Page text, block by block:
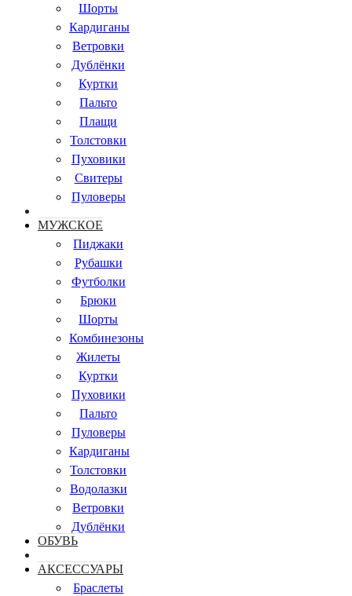
Шорты
Кардиганы
Ветровки
Дублёнки
Куртки
Пальто
Плащи
Толстовки
Пуховики
Свитеры
Пуловеры
МУЖСКОЕ
Пиджаки
Рубашки
Футболки
Брюки
Шорты
Комбинезоны
Жилеты
Куртки
Пуховики
Пальто
Пуловеры
Кардиганы
Толстовки
Водолазки
Ветровки
Дублёнки
ОБУВЬ
АКСЕССУАРЫ
Браслеты